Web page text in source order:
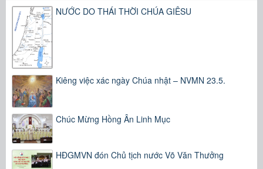
NƯỚC DO THÁI THỜI CHÚA GIÊSU
Kiêng việc xác ngày Chúa nhật – NVMN 23.5.
Chúc Mừng Hồng Ân Linh Mục
HĐGMVN đón Chủ tịch nước Võ Văn Thưởng